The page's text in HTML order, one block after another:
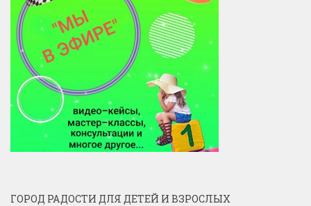
ГОРОД РАДОСТИ ДЛЯ ДЕТЕЙ И ВЗРОСЛЫХ